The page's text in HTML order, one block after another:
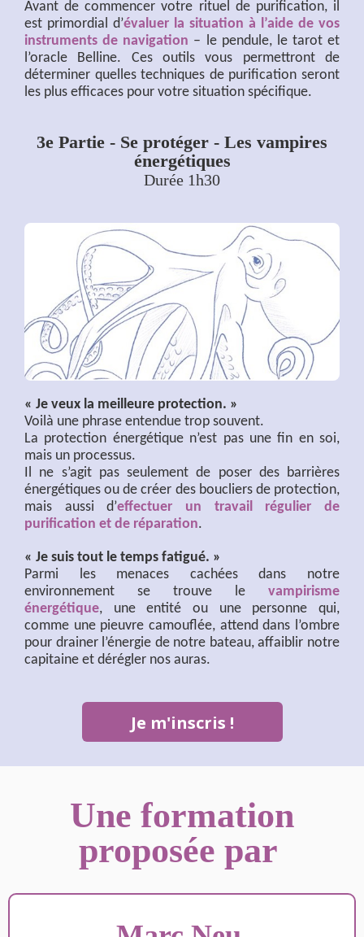
Avant de commencer votre rituel de purification, il
est primordial d’évaluer la situation à l’aide de vos
instruments de navigation – le pendule, le tarot et
l’oracle Belline. Ces outils vous permettront de
déterminer quelles techniques de purification seront
les plus efficaces pour votre situation spécifique.
3e Partie - Se protéger - Les vampires
énergétiques
Durée 1h30
« Je veux la meilleure protection. »
Voilà une phrase entendue trop souvent.
La protection énergétique n’est pas une fin en soi,
mais un processus.
Il ne s’agit pas seulement de poser des barrières
énergétiques ou de créer des boucliers de protection,
mais aussi d’effectuer un travail régulier de
purification et de réparation.
« Je suis tout le temps fatigué. »
Parmi les menaces cachées dans notre
environnement se trouve le vampirisme
énergétique, une entité ou une personne qui,
comme une pieuvre camouflée, attend dans l’ombre
pour drainer l’énergie de notre bateau, affaiblir notre
capitaine et dérégler nos auras.
Je m'inscris !
Une formation
proposée par